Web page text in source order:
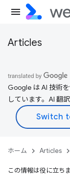
Articles
Google は AI 技術
しています。AI 翻
ホーム Articles
この情報は役に立ち